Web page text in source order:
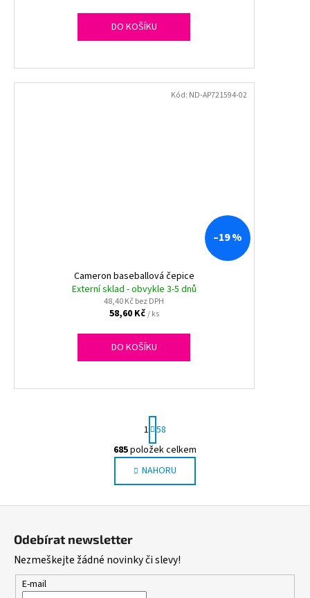
DO KOŠÍKU
–19 %
Cameron baseballová čepice
Externí sklad - obvykle 3-5 dnů
48,40 Kč bez DPH
58,60 Kč/ ks
DO KOŠÍKU
Kód: ND-AP721594-02
O
v
l
á
í
p
S
t
r
á
n
k
1 58
685položek celkem
NAHORU
Odebírat newsletter
Nezmeškejte žádné novinky či slevy!
E-mail